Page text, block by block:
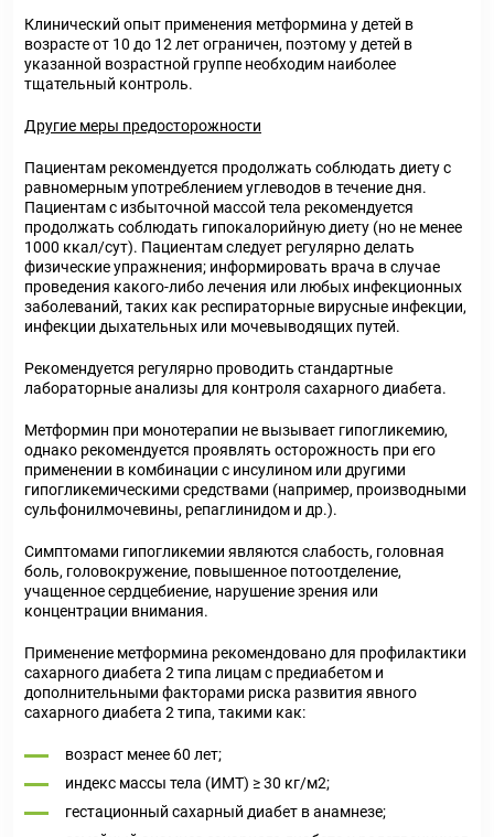
Клинический опыт применения метформина у детей в
возрасте от 10 до 12 лет ограничен, поэтому у детей в
указанной возрастной группе необходим наиболее
тщательный контроль.
Другие меры предосторожности
Пациентам рекомендуется продолжать соблюдать диету с
равномерным употреблением углеводов в течение дня.
Пациентам с избыточной массой тела рекомендуется
продолжать соблюдать гипокалорийную диету (но не менее
1000 ккал/сут). Пациентам следует регулярно делать
физические упражнения; информировать врача в случае
проведения какого-либо лечения или любых инфекционных
заболеваний, таких как респираторные вирусные инфекции,
инфекции дыхательных или мочевыводящих путей.
Рекомендуется регулярно проводить стандартные
лабораторные анализы для контроля сахарного диабета.
Метформин при монотерапии не вызывает гипогликемию,
однако рекомендуется проявлять осторожность при его
применении в комбинации с инсулином или другими
гипогликемическими средствами (например, производными
сульфонилмочевины, репаглинидом и др.).
Симптомами гипогликемии являются слабость, головная
боль, головокружение, повышенное потоотделение,
учащенное сердцебиение, нарушение зрения или
концентрации внимания.
Применение метформина рекомендовано для профилактики
сахарного диабета 2 типа лицам с предиабетом и
дополнительными факторами риска развития явного
сахарного диабета 2 типа, такими как:
возраст менее 60 лет;
индекс массы тела (ИМТ) ≥ 30 кг/м2;
гестационный сахарный диабет в анамнезе;